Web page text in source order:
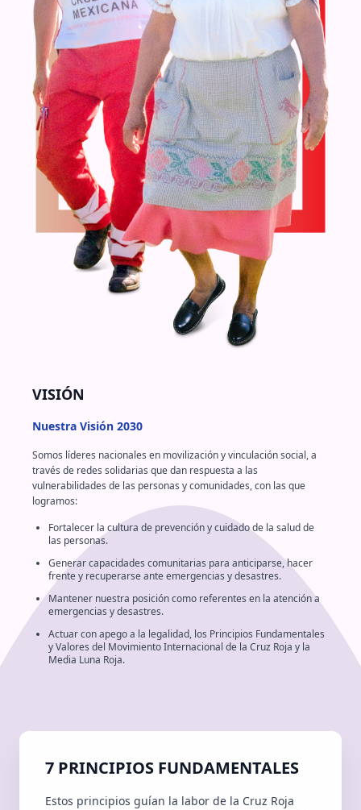
VISIÓN
Nuestra Visión 2030
Somos líderes nacionales en movilización y vinculación social, a
través de redes solidarias que dan respuesta a las
vulnerabilidades de las personas y comunidades, con las que
logramos:
Fortalecer la cultura de prevención y cuidado de la salud de
las personas.
Generar capacidades comunitarias para anticiparse, hacer
frente y recuperarse ante emergencias y desastres.
Mantener nuestra posición como referentes en la atención a
emergencias y desastres.
Actuar con apego a la legalidad, los Principios Fundamentales
y Valores del Movimiento Internacional de la Cruz Roja y la
Media Luna Roja.
7 PRINCIPIOS FUNDAMENTALES
Estos principios guían la labor de la Cruz Roja